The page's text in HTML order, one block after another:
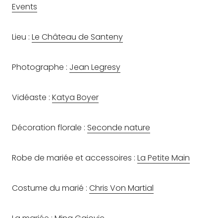
Events
Lieu : Le Château de Santeny
Photographe : Jean Legresy
Vidéaste : Katya Boyer
Décoration florale : Seconde nature
Robe de mariée et accessoires : La Petite Main
Costume du marié : Chris Von Martial